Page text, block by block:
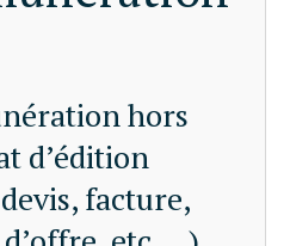
hors
d’édition
facture,